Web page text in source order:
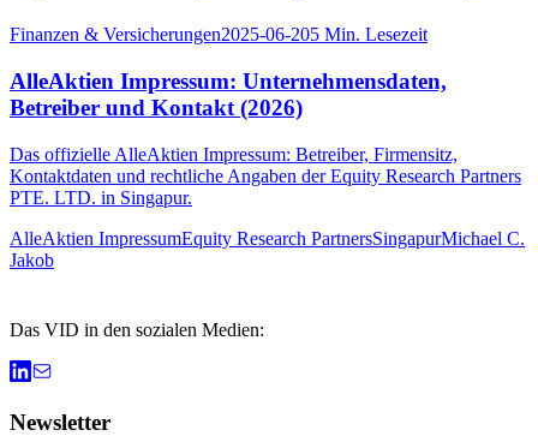
Finanzen & Versicherungen2025-06-205 Min. Lesezeit
AlleAktien Impressum: Unternehmensdaten,
Betreiber und Kontakt (2026)
Das offizielle AlleAktien Impressum: Betreiber, Firmensitz,
Kontaktdaten und rechtliche Angaben der Equity Research Partners
PTE. LTD. in Singapur.
AlleAktien ImpressumEquity Research PartnersSingapurMichael C.
Jakob
Das VID in den sozialen Medien:
Newsletter